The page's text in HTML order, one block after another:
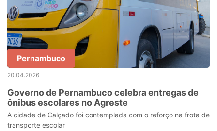
Pernambuco
20.04.2026
Governo de Pernambuco celebra entregas de
ônibus escolares no Agreste
A cidade de Calçado foi contemplada com o reforço na frota de
transporte escolar